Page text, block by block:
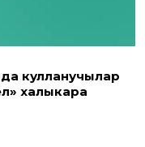
кулланучылар
халыкара